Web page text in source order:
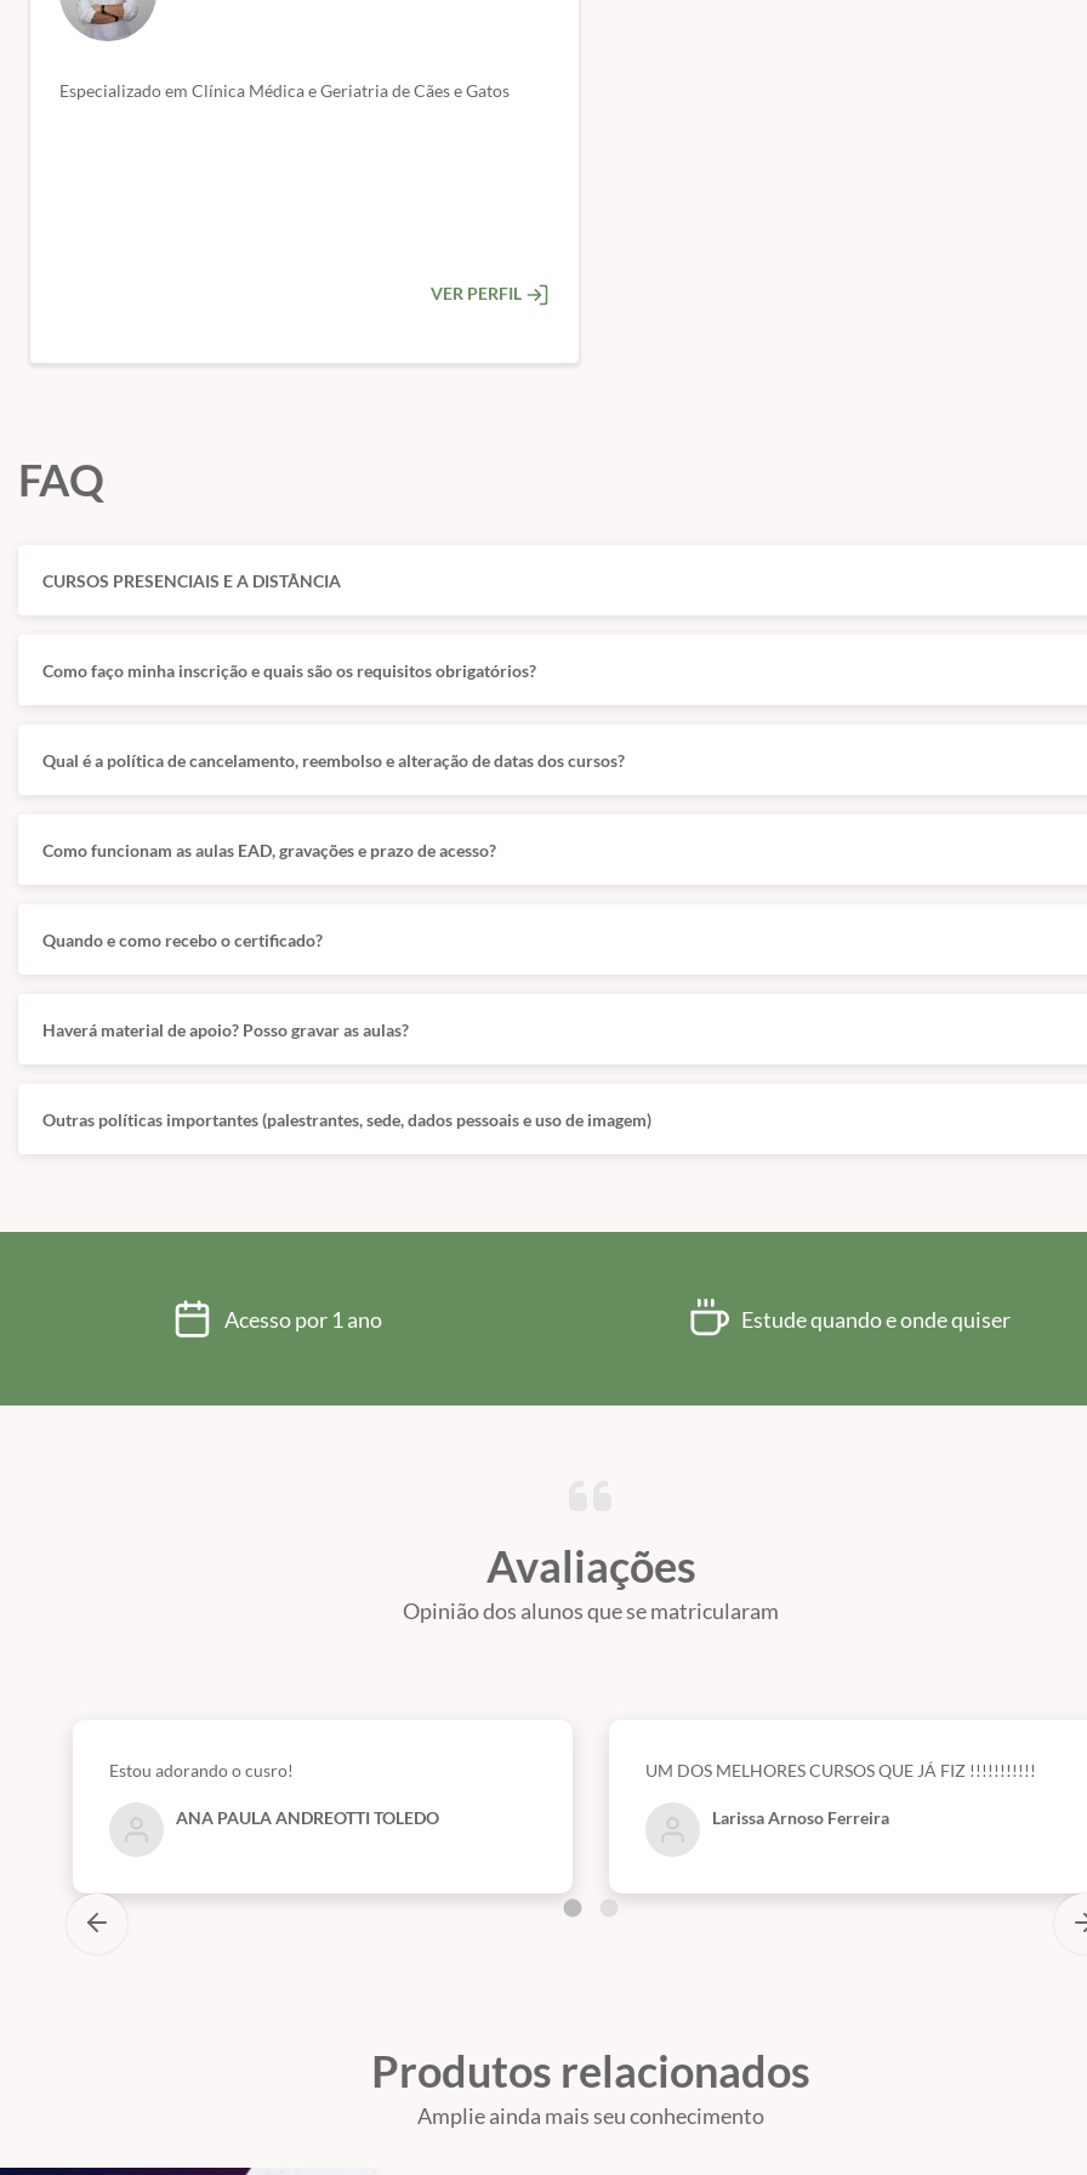
Especializado em Clínica Médica e Geriatria de Cães e Gatos
VER PERFIL
FAQ
CURSOS PRESENCIAIS E A DISTÂNCIA
Como faço minha inscrição e quais são os requisitos obrigatórios?
Qual é a política de cancelamento, reembolso e alteração de datas dos cursos?
Como funcionam as aulas EAD, gravações e prazo de acesso?
Quando e como recebo o certificado?
Haverá material de apoio? Posso gravar as aulas?
Outras políticas importantes (palestrantes, sede, dados pessoais e uso de imagem)
Acesso por 1 ano Estude quando e onde quiser
Avaliações
Opinião dos alunos que se matricularam
Estou adorando o cusro!
ANA PAULA ANDREOTTI TOLEDO
UM DOS MELHORES CURSOS QUE JÁ FIZ !!!!!!!!!!!
Larissa Arnoso Ferreira
Produtos relacionados
Amplie ainda mais seu conhecimento